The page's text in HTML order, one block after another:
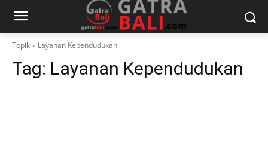
Topik Layanan Kependudukan
Tag: Layanan Kependudukan